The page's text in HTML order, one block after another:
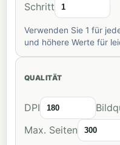
Schritt
Verwenden Sie 1 für
und höhere Werte für
QUALITÄT
DPI
Max. Seiten